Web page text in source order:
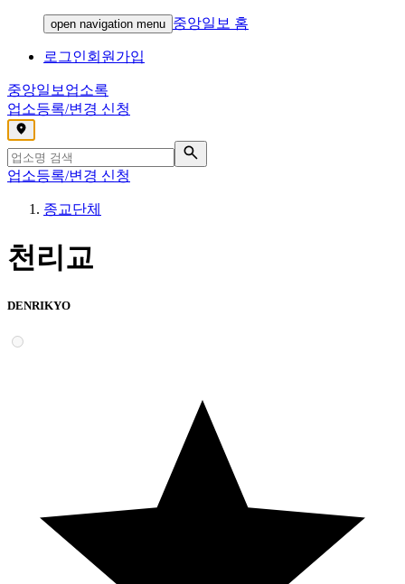
open navigation menu 중앙일보 홈
로그인회원가입
중앙일보 업소록
업소등록/변경 신청
,
업소등록/변경 신청
종교단체
천리교
DENRIKYO